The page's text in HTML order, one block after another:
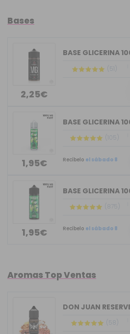
Bases
2,25€
(51)
1,95€
(105)
Recíbelo el sábado 8
1,95€
(875)
Recíbelo el sábado 8
Aromas Top Ventas
(58)